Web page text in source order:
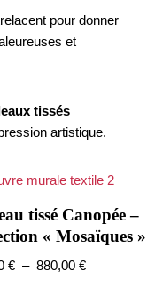
pour donner
et
tissés
artistique.
tissé Canopée –
« Mosaïques »
€ – 880,00 €